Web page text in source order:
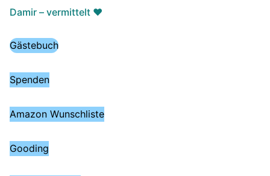
Damir – vermittelt ♥️
Gästebuch
Spenden
Amazon Wunschliste
Gooding